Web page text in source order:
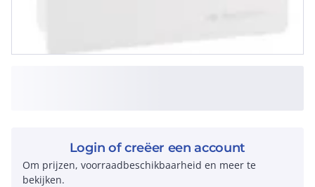
Login of creëer een account
Om prijzen, voorraadbeschikbaarheid en meer te
bekijken.